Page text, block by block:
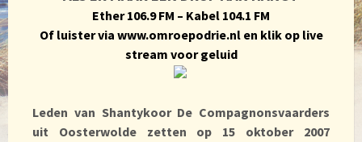
Ether 106.9 FM – Kabel 104.1 FM
Of luister via www.omroepodrie.nlen klik op live
stream voor geluid
Leden van Shantykoor De Compagnonsvaarders
uit Oosterwolde zetten op 15 oktober 2007